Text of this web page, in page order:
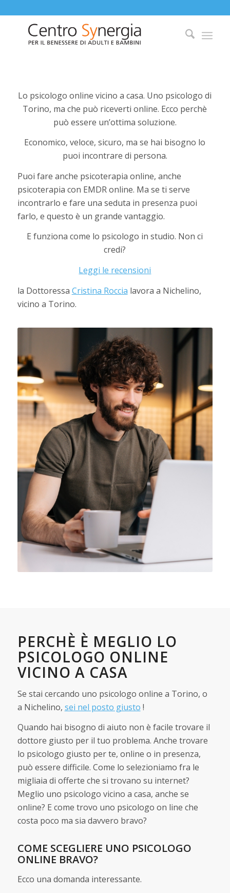
Lo psicologo online vicino a casa. Uno psicologo di
Torino, ma che può riceverti online. Ecco perchè
può essere un’ottima soluzione.
Economico, veloce, sicuro, ma se hai bisogno lo
puoi incontrare di persona.
Puoi fare anche psicoterapia online, anche
psicoterapia con EMDR online. Ma se ti serve
incontrarlo e fare una seduta in presenza puoi
farlo, e questo è un grande vantaggio.
E funziona come lo psicologo in studio. Non ci
credi?
Leggi le recensioni
la Dottoressa Cristina Roccia lavora a Nichelino,
vicino a Torino.
PERCHÈ È MEGLIO LO
PSICOLOGO ONLINE
VICINO A CASA
Se stai cercando uno psicologo online a Torino, o
a Nichelino, sei nel posto giusto !
Quando hai bisogno di aiuto non è facile trovare il
dottore giusto per il tuo problema. Anche trovare
lo psicologo giusto per te, online o in presenza,
può essere difficile. Come lo selezioniamo fra le
migliaia di offerte che si trovano su internet?
Meglio uno psicologo vicino a casa, anche se
online? E come trovo uno psicologo on line che
costa poco ma sia davvero bravo?
COME SCEGLIERE UNO PSICOLOGO
ONLINE BRAVO?
Ecco una domanda interessante.